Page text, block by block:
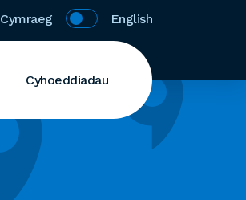
Cymraeg English
Cyhoeddiadau